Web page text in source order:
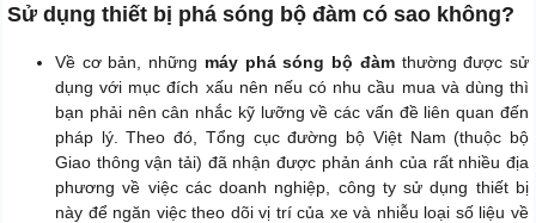
Sử dụng thiết bị phá sóng bộ đàm có sao không?
Về cơ bản, những máy phá sóng bộ đàmthường được sử
dụng với mục đích xấu nên nếu có nhu cầu mua và dùng thì
bạn phải nên cân nhắc kỹ lưỡng về các vấn đề liên quan đến
pháp lý. Theo đó, Tổng cục đường bộ Việt Nam (thuộc bộ
Giao thông vận tải) đã nhận được phản ánh của rất nhiều địa
phương về việc các doanh nghiệp, công ty sử dụng thiết bị
này để ngăn việc theo dõi vị trí của xe và nhiễu loại số liệu về